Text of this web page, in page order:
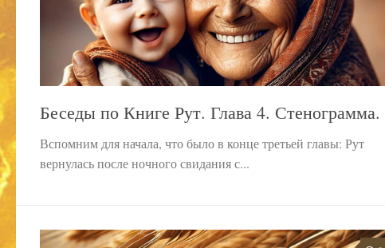
Беседы по Книге Рут. Глава 4. Стенограмма.
Вспомним для начала, что было в конце третьей главы: Рут
вернулась после ночного свидания с...